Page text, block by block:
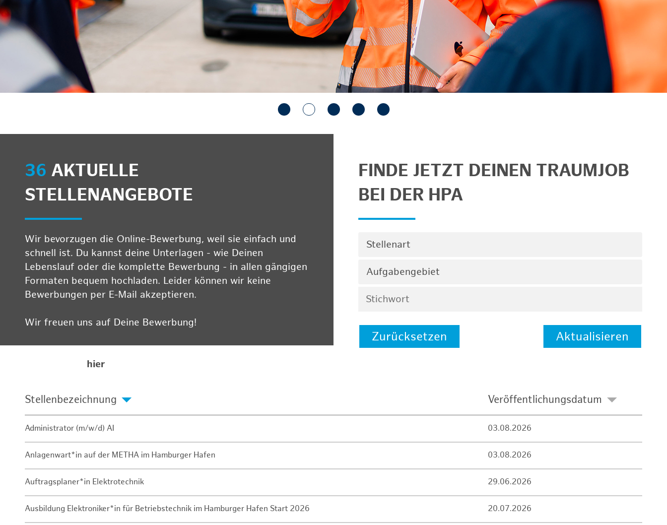
anzeigen/schließen
36 AKTUELLE
STELLENANGEBOTE
Wir bevorzugen die Online-Bewerbung, weil sie einfach und
schnell ist. Du kannst deine Unterlagen - wie Deinen
Lebenslauf oder die komplette Bewerbung - in allen gängigen
Formaten bequem hochladen. Leider können wir keine
Bewerbungen per E-Mail akzeptieren.
Wir freuen uns auf Deine Bewerbung!
hier
FINDE JETZT DEINEN TRAUMJOB
BEI DER HPA
Stellenart
Aufgabengebiet
Zurücksetzen Aktualisieren
Stellenbezeichnung Veröffentlichungsdatum
Administrator (m/w/d) AI 03.08.2026
Anlagenwart*in auf der METHA im Hamburger Hafen 03.08.2026
Auftragsplaner*in Elektrotechnik 29.06.2026
Ausbildung Elektroniker*in für Betriebstechnik im Hamburger Hafen Start 2026 20.07.2026